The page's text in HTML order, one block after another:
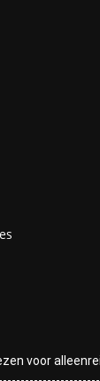
voor